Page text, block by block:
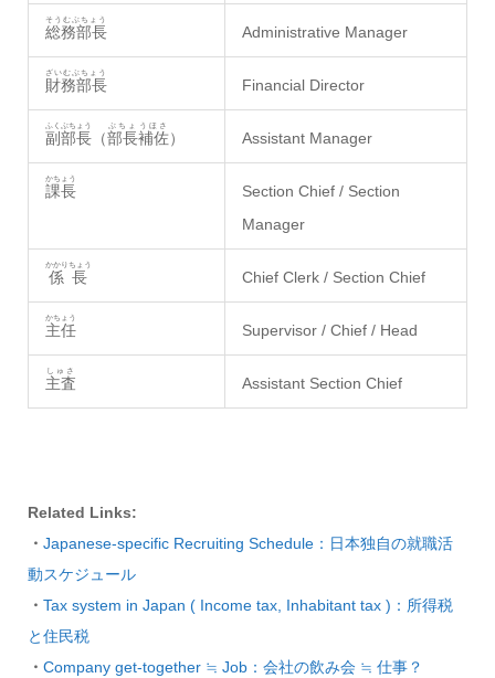
総務部長
そうむぶちょう
Administrative Manager
財務部長
ざいむぶちょう
Financial Director
副部長
ふくぶちょう
（部長補佐
ぶちょうほさ
） Assistant Manager
課長
かちょう
Section Chief / Section
Manager
係長
かかりちょう
Chief Clerk / Section Chief
主任
かちょう
Supervisor / Chief / Head
主査
しゅさ
Assistant Section Chief
Related Links:
・ Japanese-specific Recruiting Schedule：日本独自の就職活
動スケジュール
・ Tax system in Japan ( Income tax, Inhabitant tax )：所得税
と住民税
・ Company get-together ≒ Job：会社の飲み会 ≒ 仕事？